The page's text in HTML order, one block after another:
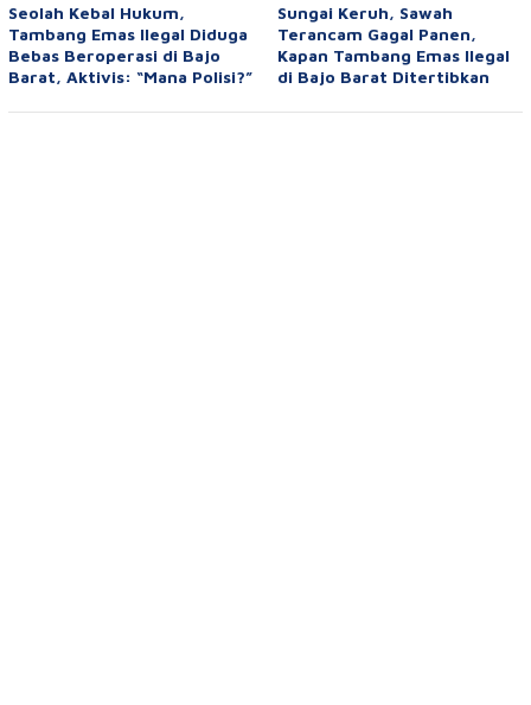
Seolah Kebal Hukum,
Tambang Emas Ilegal Diduga
Bebas Beroperasi di Bajo
Barat, Aktivis: “Mana Polisi?”
Sungai Keruh, Sawah
Terancam Gagal Panen,
Kapan Tambang Emas Ilegal
di Bajo Barat Ditertibkan